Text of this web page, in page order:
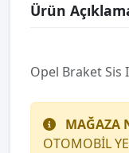
Ürün
Opel Braket Sis
MAĞAZA
OTOMOBİL